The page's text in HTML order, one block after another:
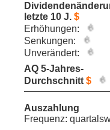
letzte 10 J. $
Erhöhungen:
Senkungen:
Unverändert:
AQ 5-Jahres-
Durchschnitt $
Auszahlung
Frequenz: